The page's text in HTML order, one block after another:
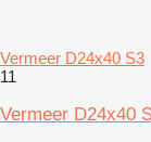
Vermeer D24x40 S3
11
Vermeer D24x40